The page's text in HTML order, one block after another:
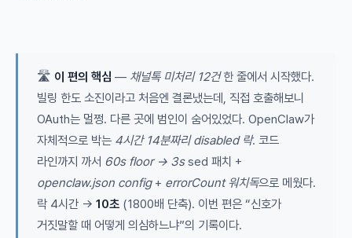
🛣️ 이 편의 핵심 — 채널톡 미처리 12건한 줄에서 시작했다.
빌링 한도 소진이라고 처음엔 결론냈는데, 직접 호출해보니
OAuth는 멀쩡. 다른 곳에 범인이 숨어있었다. OpenClaw가
자체적으로 박는 4시간 14분짜리 disabled 락. 코드
라인까지 까서 60s floor → 3ssed 패치 +
openclaw.json config+ errorCount 워치독으로 메웠다.
락 4시간 → 10초 (1800배 단축). 이번 편은 “신호가
거짓말할 때 어떻게 의심하느냐”의 기록이다.